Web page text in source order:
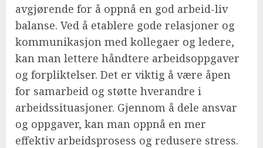
avgjørende for å oppnå en god arbeid-liv
balanse. Ved å etablere gode relasjoner og
kommunikasjon med kollegaer og ledere,
kan man lettere håndtere arbeidsoppgaver
og forpliktelser. Det er viktig å være åpen
for samarbeid og støtte hverandre i
arbeidssituasjoner. Gjennom å dele ansvar
og oppgaver, kan man oppnå en mer
effektiv arbeidsprosess og redusere stress.